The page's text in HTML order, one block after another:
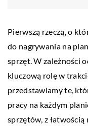
Pierwszą rzeczą, o
do nagrywania na
sprzęt. W zależności
kluczową rolę w
przedstawiamy te,
pracy na każdym
sprzętów, z łatwością